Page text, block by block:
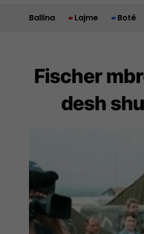
Ballina Lajme Botë
Fischer
desh